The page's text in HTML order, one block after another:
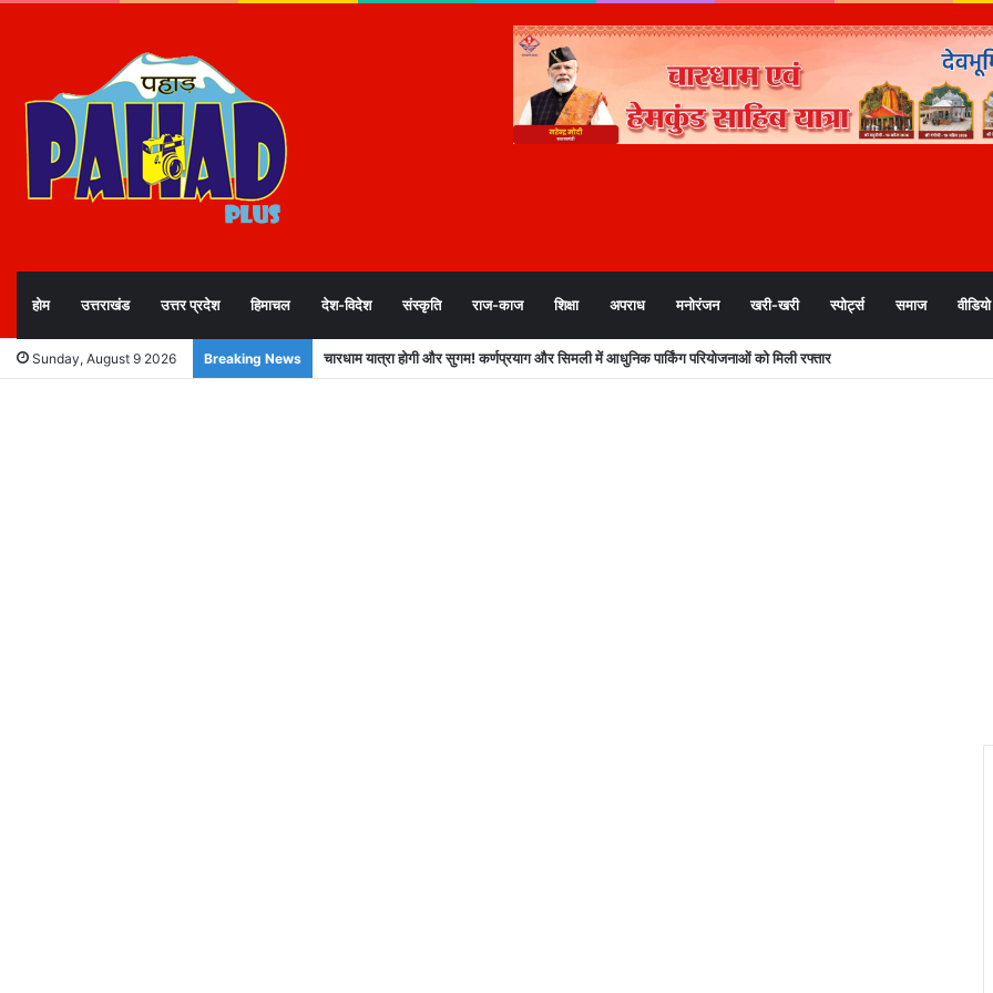
होम उत्तराखंड उत्तर प्रदेश हिमाचल देश-विदेश संस्कृति राज-काज शिक्षा अपराध मनोरंजन खरी-खरी स्पोर्ट्स समाज वीडियो
Sunday, August 9 2026 Breaking News उत्तराखंड में विसंगति, अनमैप्ड मतदाताओं की सुनवाई जारी, सीईओ पुरुषोत्तम ने प्रेस कांफ्रेंस कर दी ये जानकारी